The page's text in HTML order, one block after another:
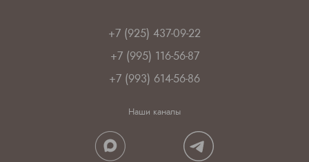
+7 (925) 437-09-22
+7 (995) 116-56-87
+7 (993) 614-56-86
Наши каналы